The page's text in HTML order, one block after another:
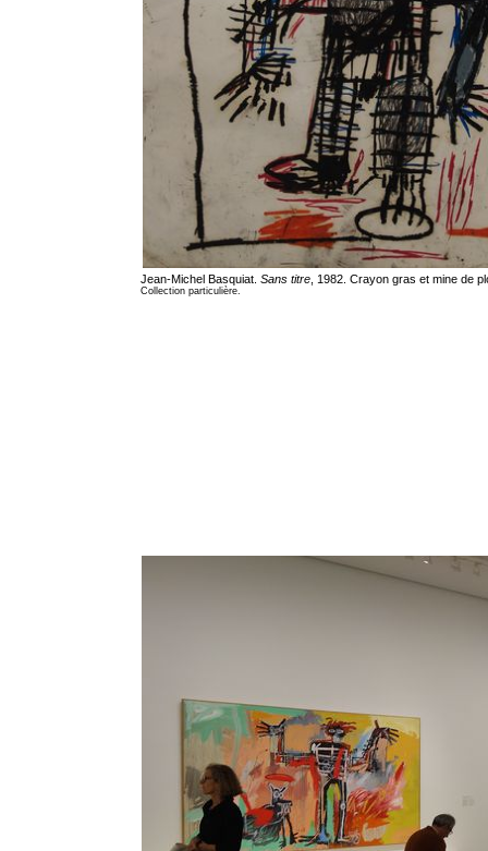
Jean-Michel Basquiat. Sans titre, 1982. Crayon gras et mine de
Collection particulière.